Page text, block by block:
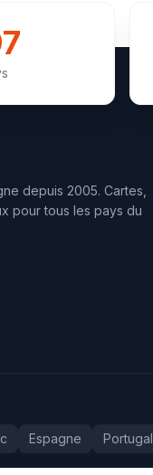
depuis 2005. Cartes,
pour tous les pays du
Espagne Portugal